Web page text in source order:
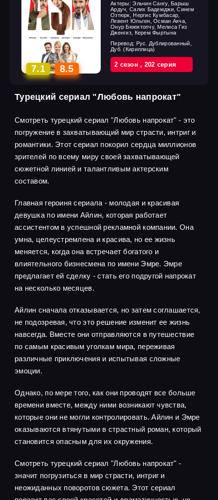
7.1 8.5
Актеры:Эльчин Сангу, Барыш
Ардуч, Салих Бадемджи, Синем
Озтюрк, Нергис Кумбасар,
Левент Юльген, Осман Акча,
Онур Бююктопчу, Мелиса Гиз
Дженгиз, Керем Фыртына
Перевод: Рус. Дублированный,
Дуб. (Кириллица)
2 cезон, 202 cерия
Турецкий сериал "Любовь напрокат"
Смотреть турецкий сериал "Любовь напрокат" - это
погружение в захватывающий мир страсти, интриг и
романтики. Этот сериал покорил сердца миллионов
зрителей по всему миру своей захватывающей
сюжетной линией и талантливым актерским
составом.
Главная героиня сериала - молодая и красивая
девушка по имени Айлин, которая работает
ассистентом в успешной рекламной компании. Она
умна, целеустремлена и красива, но ее жизнь
меняется, когда она встречает богатого и
влиятельного бизнесмена по имени Эмре. Эмре
предлагает ей сделку - стать его подругой напрокат
на несколько месяцев.
Айлин сначала отказывается, но затем соглашается,
не подозревая, что это решение изменит ее жизнь
навсегда. Вместе они отправляются в путешествие
по самым красивым уголкам мира, переживая
различные приключения и испытывая сложные
эмоции.
Однако, по мере того, как они проводят все больше
времени вместе, между ними возникают чувства,
которые они не могли контролировать. Айлин и Эмре
оказываются втянутыми в страстный роман, который
становится опасным для их окружения.
Смотреть турецкий сериал "Любовь напрокат" -
значит погрузиться в мир страсти, интриг и
неожиданных поворотов сюжета. Этот сериал